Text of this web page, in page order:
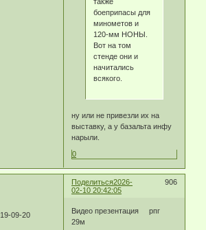
боеприпасы для
минометов и
120-мм НОНЫ.
Вот на том
стенде они и
начитались
всякого.
ну или не привезли их на
выставку, а у базальта инфу
нарыли.
0
Поделиться 906
2026-
02-10 20:42:05
09-20
Видео презентация рпг
29м